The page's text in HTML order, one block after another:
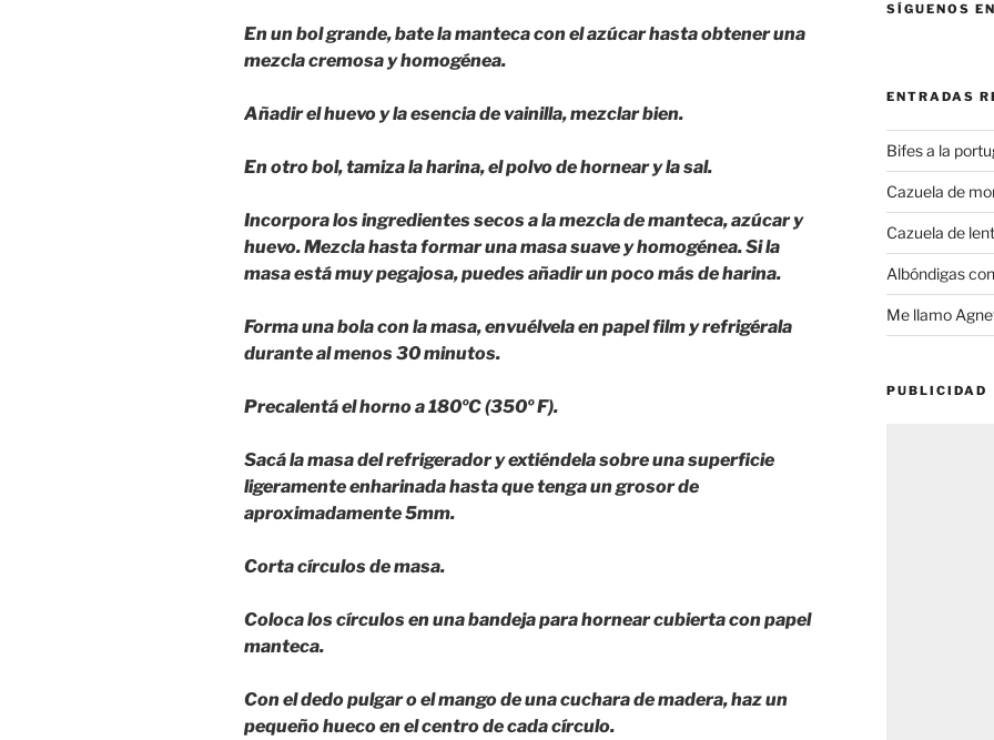
En un bol grande, bate la manteca con el azúcar hasta obtener una
mezcla cremosa y homogénea.
Añadir el huevo y la esencia de vainilla, mezclar bien.
En otro bol, tamiza la harina, el polvo de hornear y la sal.
Incorpora los ingredientes secos a la mezcla de manteca, azúcar y
huevo. Mezcla hasta formar una masa suave y homogénea. Si la
masa está muy pegajosa, puedes añadir un poco más de harina.
Forma una bola con la masa, envuélvela en papel film y refrigérala
durante al menos 30 minutos.
Precalentá el horno a 180ºC (350º F).
Sacá la masa del refrigerador y extiéndela sobre una superficie
ligeramente enharinada hasta que tenga un grosor de
aproximadamente 5mm.
Corta círculos de masa.
Coloca los círculos en una bandeja para hornear cubierta con papel
manteca.
Con el dedo pulgar o el mango de una cuchara de madera, haz un
pequeño hueco en el centro de cada círculo.
SÍGUENOS
ENTRADAS
Bifes a la
Cazuela de
Cazuela de
Albóndigas
Me llamo
PUBLICIDAD